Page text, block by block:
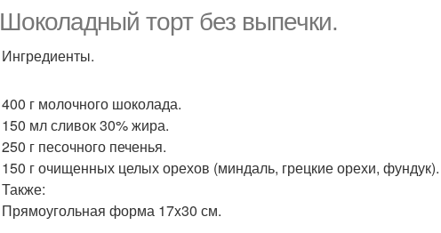
Шоколадный торт без выпечки.
Ингредиенты.
400 г молочного шоколада.
150 мл сливок 30% жира.
250 г песочного печенья.
150 г очищенных целых орехов (миндаль, грецкие орехи, фундук).
Также:
Прямоугольная форма 17x30 см.